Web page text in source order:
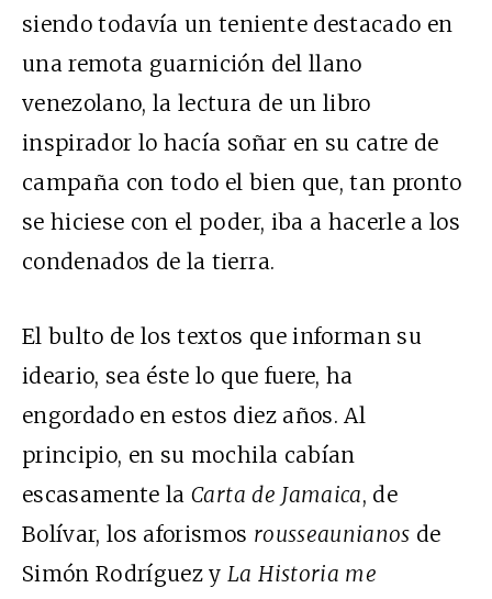
siendo todavía un teniente destacado en
una remota guarnición del llano
venezolano, la lectura de un libro
inspirador lo hacía soñar en su catre de
campaña con todo el bien que, tan pronto
se hiciese con el poder, iba a hacerle a los
condenados de la tierra.
El bulto de los textos que informan su
ideario, sea éste lo que fuere, ha
engordado en estos diez años. Al
principio, en su mochila cabían
escasamente laCarta de Jamaica, de
Bolívar, los aforismos rousseaunianos de
Simón Rodríguez yLa Historia me